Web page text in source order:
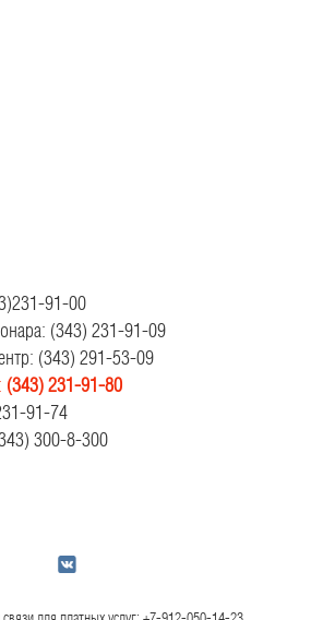
91-00
(343) 231-91-09
(343) 291-53-09
: (343) 231-91-80
91-74
300-8-300